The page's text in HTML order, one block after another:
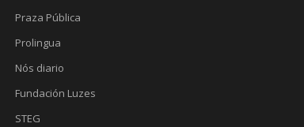
Praza Pública
Prolingua
Nós diario
Fundación Luzes
STEG